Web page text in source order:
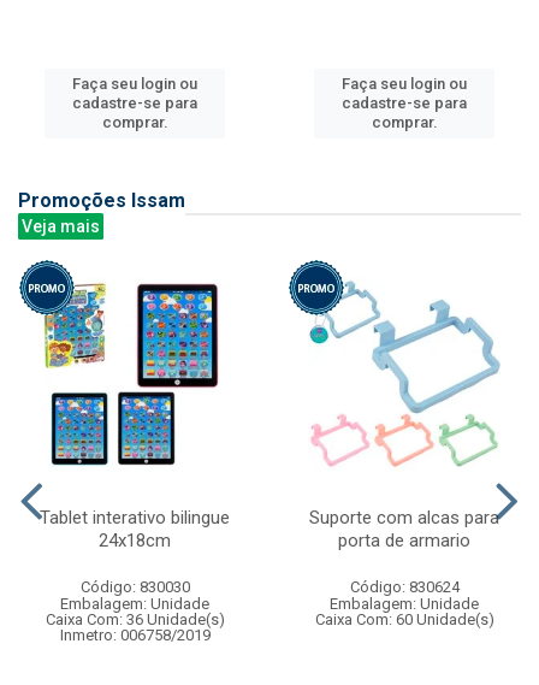
Faça seu login ou
cadastre-se para
comprar.
Faça seu login ou
cadastre-se para
comprar.
Promoções Issam
Veja mais
Tablet interativo bilingue
24x18cm
Código: 830030
Embalagem: Unidade
Caixa Com: 36 Unidade(s)
Inmetro: 006758/2019
Suporte com alcas para
porta de armario
Código: 830624
Embalagem: Unidade
Caixa Com: 60 Unidade(s)